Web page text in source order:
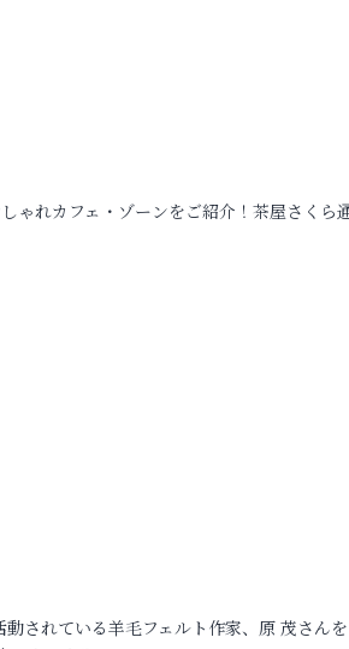
ゃれカフェ・ゾーンをご紹介！茶屋さくら
されている羊毛フェルト作家、原 茂さん